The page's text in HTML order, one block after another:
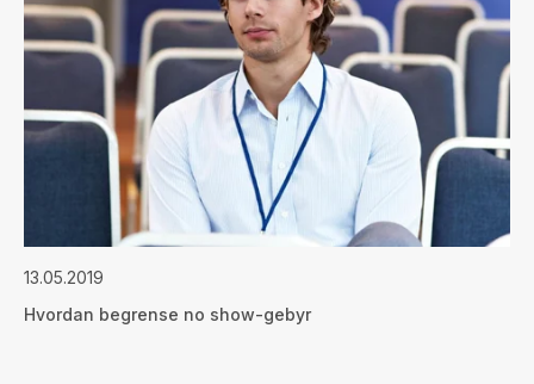
13.05.2019
Hvordan begrense no show-gebyr